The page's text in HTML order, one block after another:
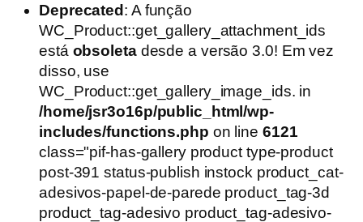
era:
R$54,90.
é:
R$39,90.
Deprecated: A função
WC_Product::get_gallery_attachment_ids
está obsoletadesde a versão 3.0! Em vez
disso, use
WC_Product::get_gallery_image_ids. in
/home/jsr3o16p/public_html/wp-
includes/functions.php on line 6121
class="pif-has-gallery product type-product
post-391 status-publish instock product_cat-
adesivos-papel-de-parede product_tag-3d
product_tag-adesivo product_tag-adesivo-